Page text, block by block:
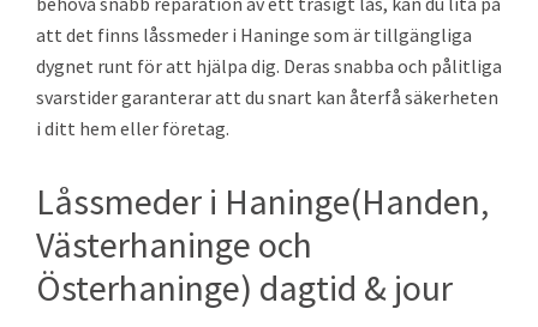
att det finns låssmeder i Haninge som är tillgängliga
dygnet runt för att hjälpa dig. Deras snabba och pålitliga
svarstider garanterar att du snart kan återfå säkerheten
i ditt hem eller företag.
Låssmeder i Haninge(Handen,
Västerhaninge och
Österhaninge) dagtid & jour